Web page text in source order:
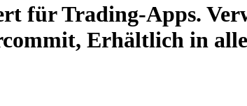
für Trading-Apps.
Erhältlich in